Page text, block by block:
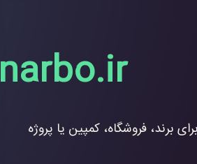
narbo.ir
برند، فروشگاه، کمپین یا پروژه